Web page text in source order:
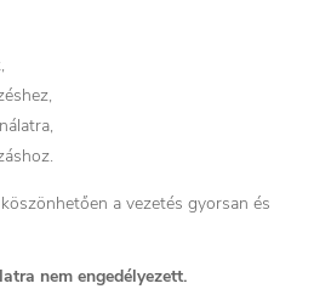
a vezetés gyorsan és
nem engedélyezett.